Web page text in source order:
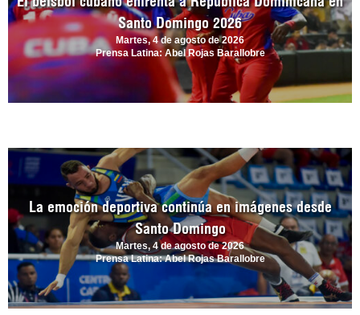
Santo Domingo 2026
Martes, 4 de agosto de 2026
Prensa Latina: Abel Rojas Barallobre
La emoción deportiva continúa en imágenes desde
Santo Domingo
Martes, 4 de agosto de 2026
Prensa Latina: Abel Rojas Barallobre